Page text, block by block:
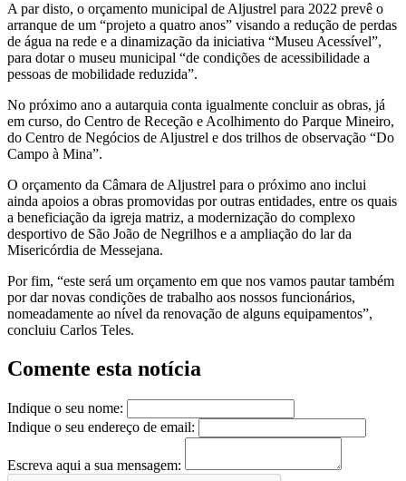
A par disto, o orçamento municipal de Aljustrel para 2022 prevê o
arranque de um “projeto a quatro anos” visando a redução de perdas
de água na rede e a dinamização da iniciativa “Museu Acessível”,
para dotar o museu municipal “de condições de acessibilidade a
pessoas de mobilidade reduzida”.
No próximo ano a autarquia conta igualmente concluir as obras, já
em curso, do Centro de Receção e Acolhimento do Parque Mineiro,
do Centro de Negócios de Aljustrel e dos trilhos de observação “Do
Campo à Mina”.
O orçamento da Câmara de Aljustrel para o próximo ano inclui
ainda apoios a obras promovidas por outras entidades, entre os quais
a beneficiação da igreja matriz, a modernização do complexo
desportivo de São João de Negrilhos e a ampliação do lar da
Misericórdia de Messejana.
Por fim, “este será um orçamento em que nos vamos pautar também
por dar novas condições de trabalho aos nossos funcionários,
nomeadamente ao nível da renovação de alguns equipamentos”,
concluiu Carlos Teles.
Comente esta notícia
Indique o seu nome:
Indique o seu endereço de email:
Escreva aqui a sua mensagem: